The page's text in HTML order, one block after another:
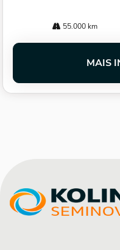
55.000 km
MAIS